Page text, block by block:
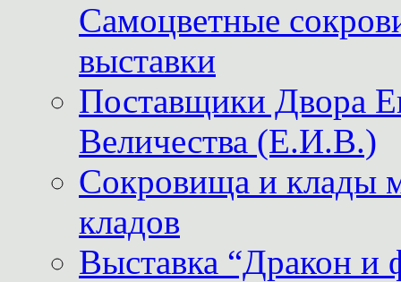
Самоцветные
выставки
Поставщики
Величества (Е.И.В.)
Сокровища и клады
кладов
Выставка “Дракон и